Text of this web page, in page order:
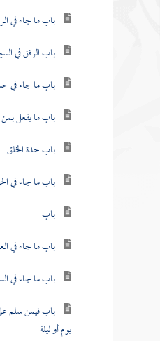
باب ما جاء في
باب الرفق في
باب ما جاء في
باب ما يفعل
باب حدة الخلق
باب ما جاء في
باب
باب ما جاء في
باب ما جاء في
باب فيمن سلم
يوم أو ليلة